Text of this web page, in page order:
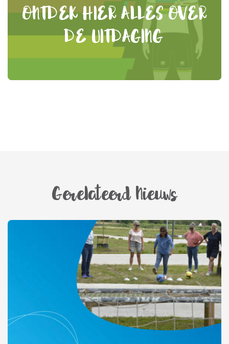
ONTDEK HIER ALLES OVER
DE UITDAGING
Gerelateerd Nieuws